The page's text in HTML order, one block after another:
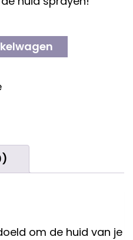
om de huid van je